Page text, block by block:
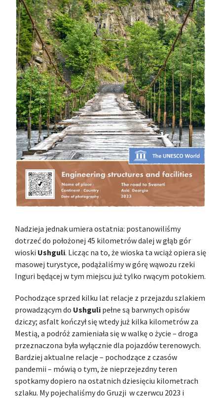
Nadzieja jednak umiera ostatnia: postanowiliśmy
dotrzeć do położonej 45 kilometrów dalej w głąb gór
wioski Ushguli. Licząc na to, że wioska ta wciąż opiera się
masowej turystyce, podążaliśmy w górę wąwozu rzeki
Inguri będącej w tym miejscu już tylko rwącym potokiem.
Pochodzące sprzed kilku lat relacje z przejazdu szlakiem
prowadzącym do Ushguli pełne są barwnych opisów
dziczy; asfalt kończył się wtedy już kilka kilometrów za
Mestią, a podróż zamieniała się w walkę o życie – droga
przeznaczona była wyłącznie dla pojazdów terenowych.
Bardziej aktualne relacje – pochodzące z czasów
pandemii – mówią o tym, że nieprzejezdny teren
spotkamy dopiero na ostatnich dziesięciu kilometrach
szlaku. My pojechaliśmy do Gruzji w czerwcu 2023 i